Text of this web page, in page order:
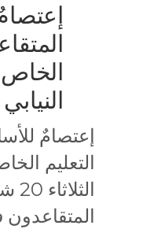
النيابي
إعتصامٌ
التعليم